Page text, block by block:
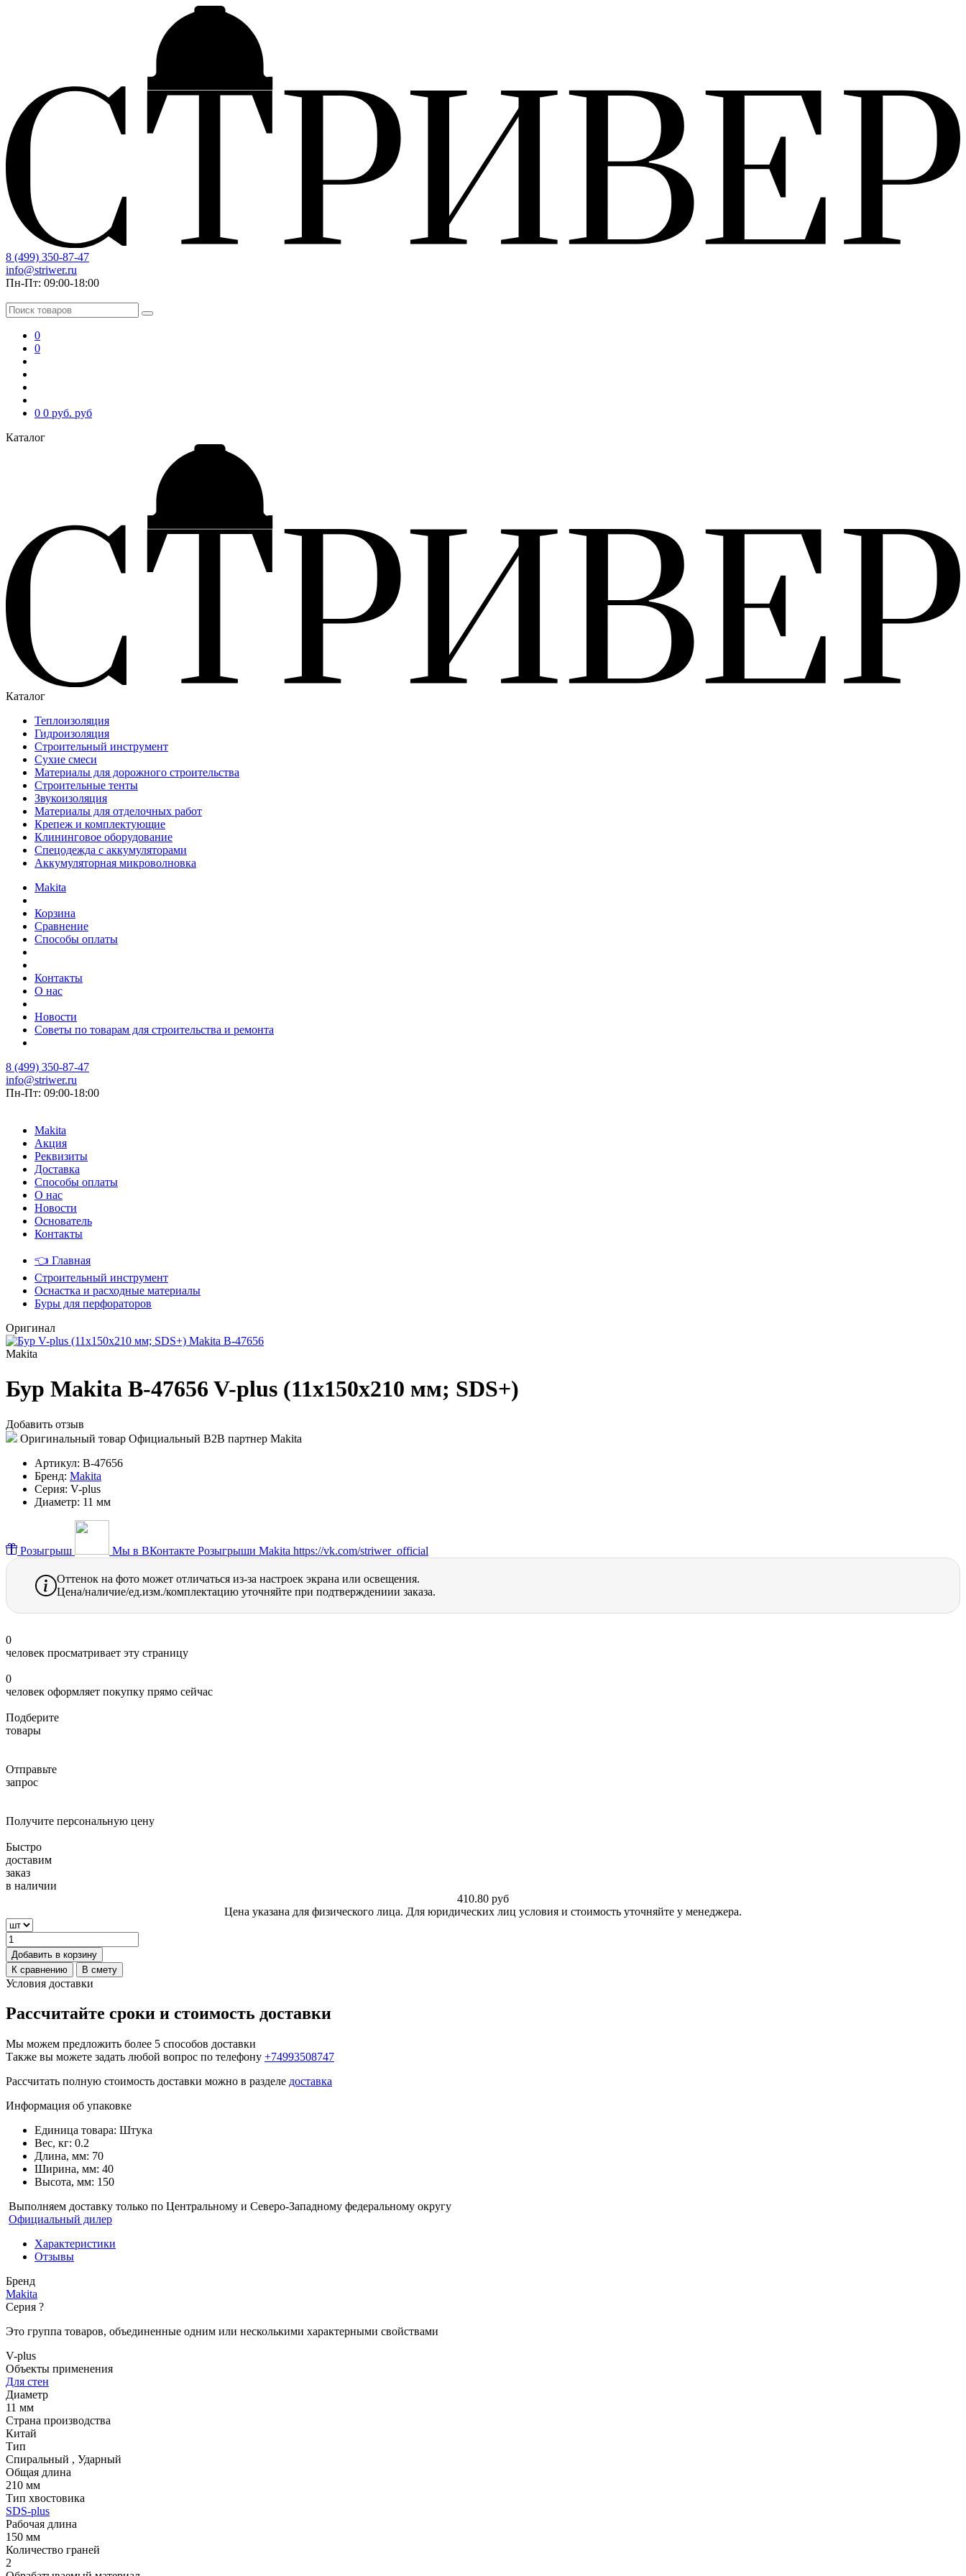
8 (499) 350-87-47
info@striwer.ru
Пн-Пт: 09:00-18:00
0
0
0 0 руб. руб
Каталог
Каталог
Теплоизоляция
Гидроизоляция
Строительный инструмент
Сухие смеси
Материалы для дорожного строительства
Строительные тенты
Звукоизоляция
Материалы для отделочных работ
Крепеж и комплектующие
Клининговое оборудование
Спецодежда с аккумуляторами
Аккумуляторная микроволновка
Makita
Корзина
Сравнение
Способы оплаты
Контакты
О нас
Новости
Советы по товарам для строительства и ремонта
8 (499) 350-87-47
info@striwer.ru
Пн-Пт: 09:00-18:00
Makita
Акция
Реквизиты
Доставка
Способы оплаты
О нас
Новости
Основатель
Контакты
👈 Главная
Строительный инструмент
Оснастка и расходные материалы
Буры для перфораторов
Оригинал
Makita
Бур Makita B-47656 V-plus (11х150х210 мм; SDS+)
Добавить отзыв
Оригинальный товар Официальный B2B партнер Makita
Артикул: B-47656
Бренд: Makita
Серия: V-plus
Диаметр: 11 мм
Розыгрыш Мы в ВКонтакте Розыгрыши Makita https://vk.com/striwer_official
Оттенок на фото может отличаться из-за настроек экрана или освещения.
Цена/наличие/ед.изм./комплектацию уточняйте при подтверждениии заказа.
0
человек просматривает эту страницу
0
человек оформляет покупку прямо сейчас
Подберите
товары
Отправьте
запрос
Получите персональную цену
Быстро
доставим
заказ
в наличии
410.80 руб
Цена указана для физического лица. Для юридических лиц условия и стоимость уточняйте у менеджера.
Добавить в корзину
К сравнению
В смету
Условия доставки
Рассчитайте сроки и стоимость доставки
Мы можем предложить более 5 способов доставки
Также вы можете задать любой вопрос по телефону +74993508747
Рассчитать полную стоимость доставки можно в разделе доставка
Информация об упаковке
Единица товара: Штука
Вес, кг: 0.2
Длина, мм: 70
Ширина, мм: 40
Высота, мм: 150
Выполняем доставку только по Центральному и Северо-Западному федеральному округу
Официальный дилер
Характеристики
Отзывы
Бренд
Makita
Серия ?
Это группа товаров, объединенные одним или несколькими характерными свойствами
V-plus
Объекты применения
Для стен
Диаметр
11 мм
Страна производства
Китай
Тип
Спиральный , Ударный
Общая длина
210 мм
Тип хвостовика
SDS-plus
Рабочая длина
150 мм
Количество граней
2